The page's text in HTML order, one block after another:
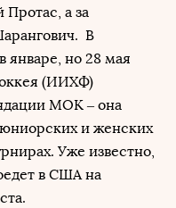
Протас, а за
В
январе, но 28 мая
(ИИХФ)
МОК – она
и женских
Уже известно,
в США на